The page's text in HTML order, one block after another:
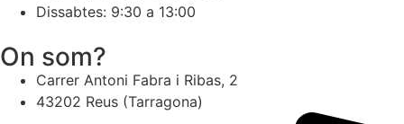
Dissabtes: 9:30 a 13:00
On som?
Carrer Antoni Fabra i Ribas, 2
43202 Reus (Tarragona)